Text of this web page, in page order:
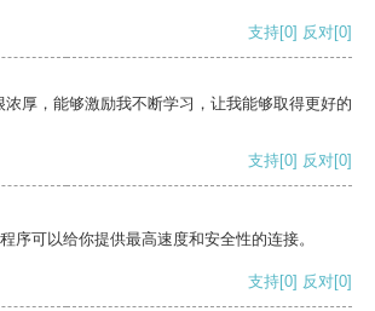
支持[0] 反对[0]
浓厚，能够激励我不断学习，让我能够取得更好的
支持[0] 反对[0]
序可以给你提供最高速度和安全性的连接。
支持[0] 反对[0]